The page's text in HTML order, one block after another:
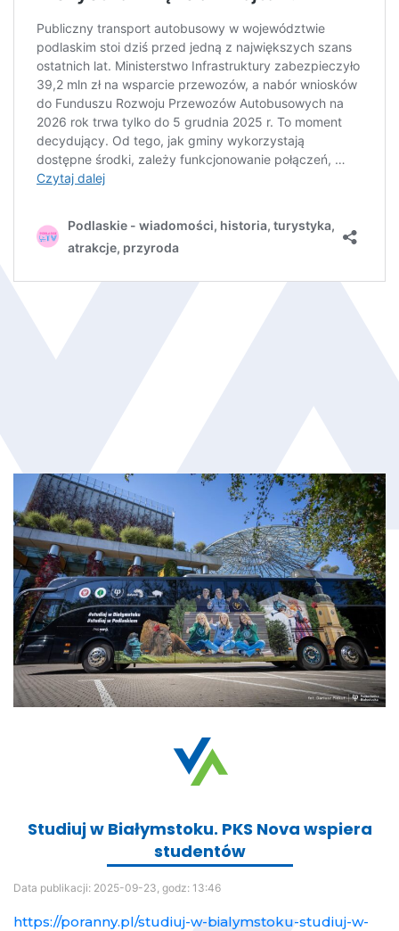
Studiuj w Białymstoku. PKS Nova wspiera
studentów
Data publikacji: 2025-09-23, godz: 13:46
https://poranny.pl/studiuj-w-bialymstoku-studiuj-w-